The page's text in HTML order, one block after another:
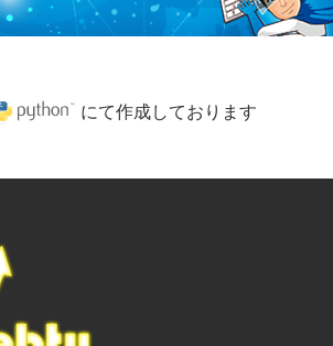
にて作成しております